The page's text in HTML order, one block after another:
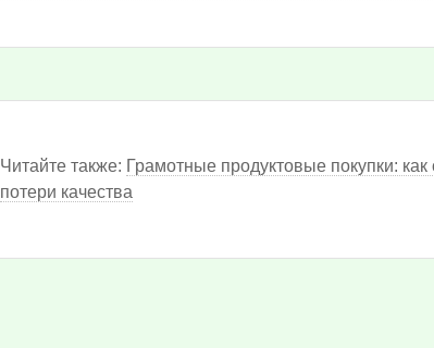
Читайте также: Грамотные продуктовые покупки:
потери качества